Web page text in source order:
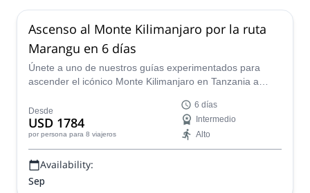
Ascenso al Monte Kilimanjaro por la ruta
Marangu en 6 días
Únete a uno de nuestros guías experimentados para
ascender el icónico Monte Kilimanjaro en Tanzania a
Desde
USD 1784
por persona para 8 viajeros
6 días
Intermedio
Alto
Availability:
Sep